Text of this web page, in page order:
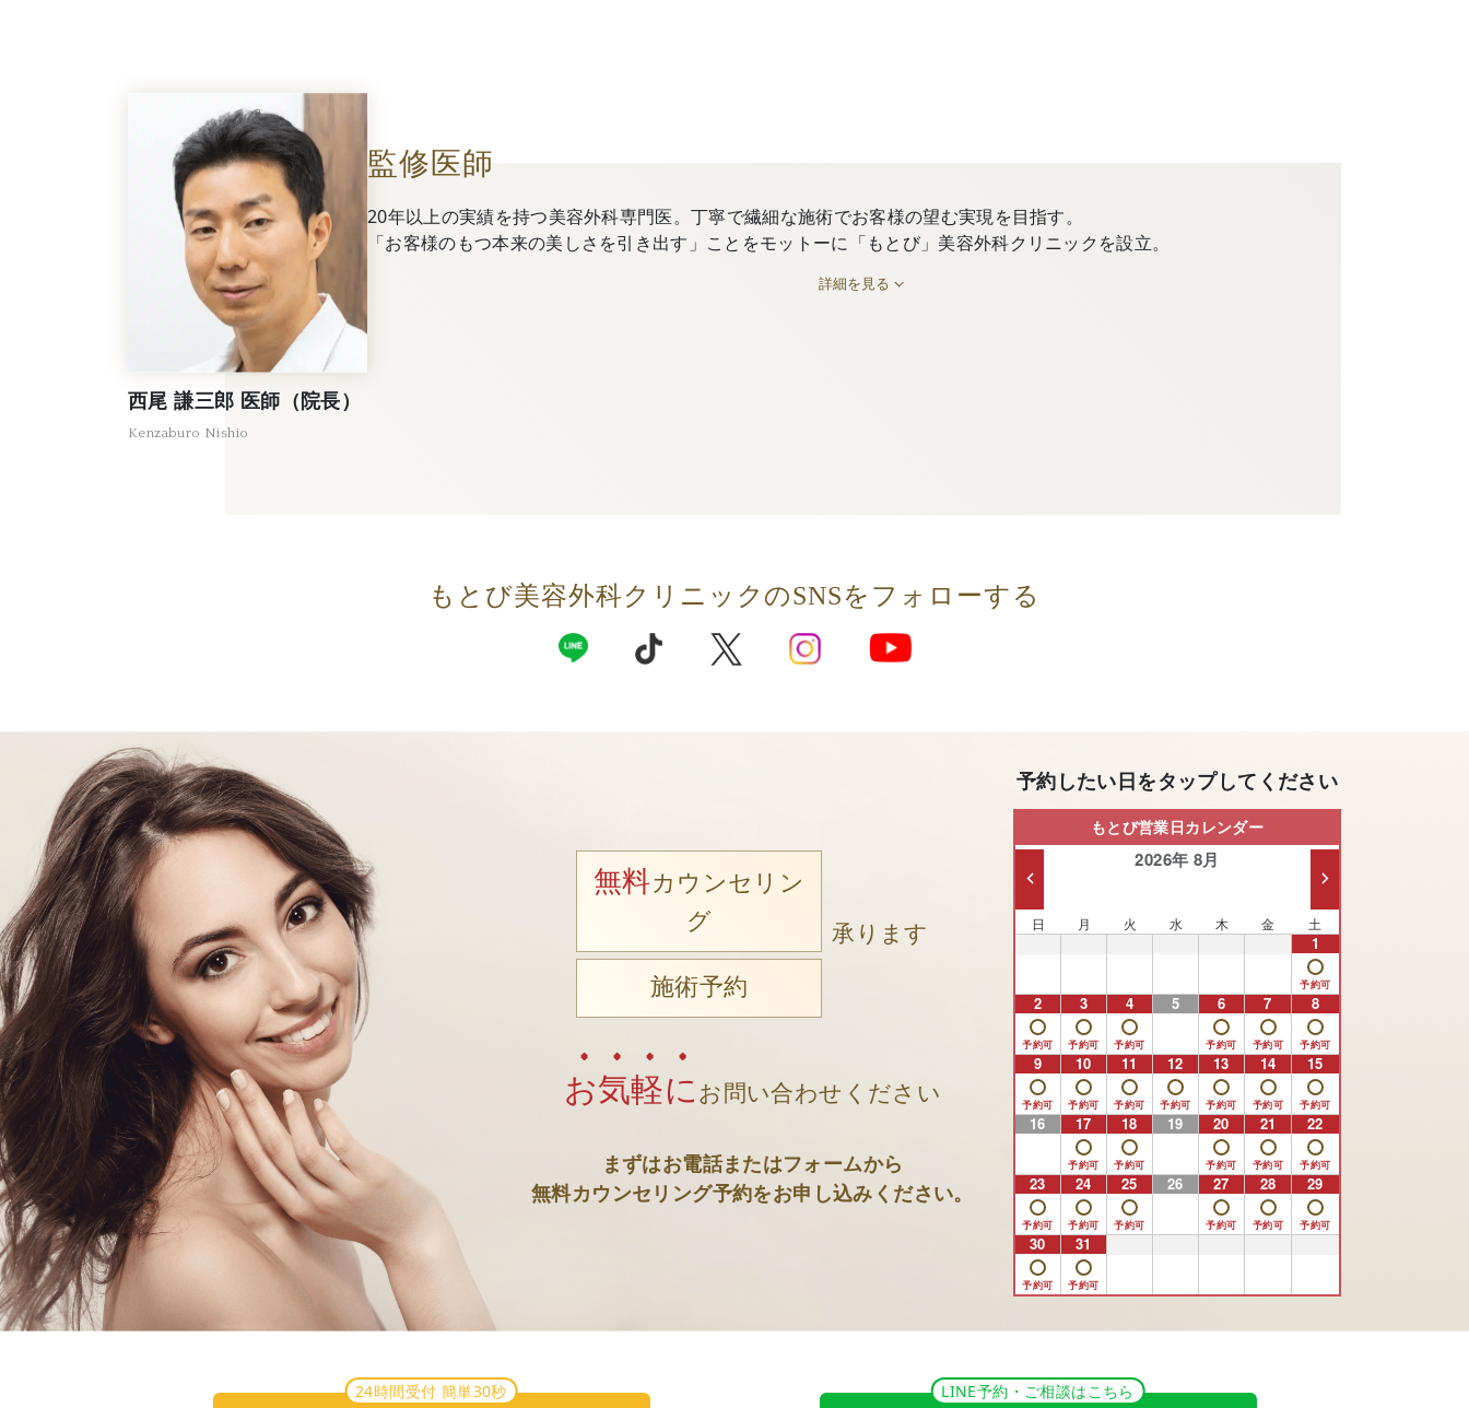
監修医師
20年以上の実績を持つ美容外科専門医。丁寧で繊細な施術でお客様の望む実現を目指す。
「お客様のもつ本来の美しさを引き出す」ことをモットーに「もとび」美容外科クリニックを設立。
詳細を見る
西尾 謙三郎 医師（院長）
Kenzaburo Nishio
もとび美容外科クリニックのSNSをフォローする
無料カウンセリン
グ
施術予約
承ります
お気軽に お問い合わせください
まずはお電話またはフォームから
無料カウンセリング予約をお申し込みください。
予約したい日をタップしてください
もとび営業日カレンダー
2026年 8月
日 月 火 水 木 金 土
1
2 3 4 5 6 7 8
9 10 11 12 13 14 15
16 17 18 19 20 21 22
23 24 25 26 27 28 29
30 31
24時間受付 簡単30秒 LINE予約・ご相談はこちら